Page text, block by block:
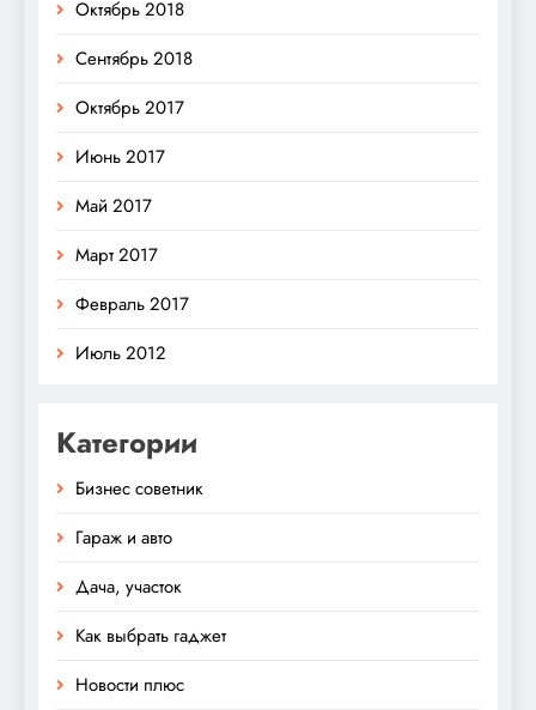
Октябрь 2018
Сентябрь 2018
Октябрь 2017
Июнь 2017
Май 2017
Март 2017
Февраль 2017
Июль 2012
Категории
Бизнес советник
Гараж и авто
Дача, участок
Как выбрать гаджет
Новости плюс